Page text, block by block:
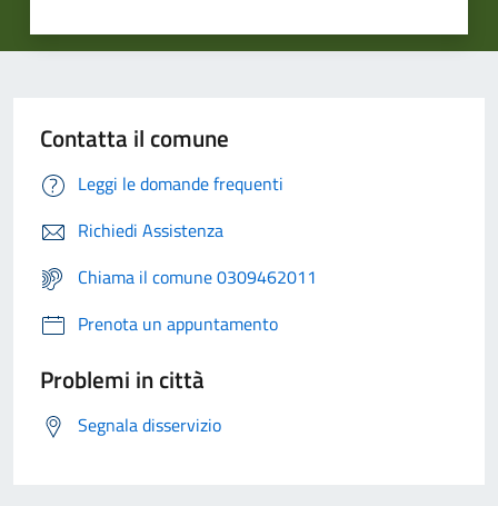
Contatta il comune
Leggi le domande frequenti
Richiedi Assistenza
Chiama il comune 0309462011
Prenota un appuntamento
Problemi in città
Segnala disservizio